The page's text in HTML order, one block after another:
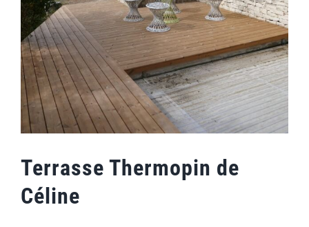
Terrasse Thermopin de
Céline